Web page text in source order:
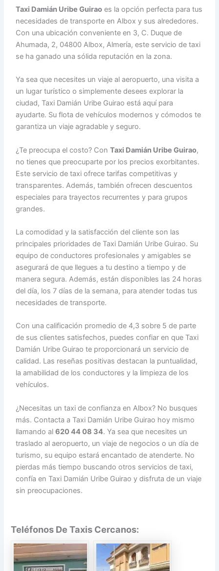
Taxi Damián Uribe Guirao es la opción perfecta para tus
necesidades de transporte en Albox y sus alrededores.
Con una ubicación conveniente en 3, C. Duque de
Ahumada, 2, 04800 Albox, Almería, este servicio de taxi
se ha ganado una sólida reputación en la zona.
Ya sea que necesites un viaje al aeropuerto, una visita a
un lugar turístico o simplemente desees explorar la
ciudad, Taxi Damián Uribe Guirao está aquí para
ayudarte. Su flota de vehículos modernos y cómodos te
garantiza un viaje agradable y seguro.
¿Te preocupa el costo? ConTaxi Damián Uribe Guirao,
no tienes que preocuparte por los precios exorbitantes.
Este servicio de taxi ofrece tarifas competitivas y
transparentes. Además, también ofrecen descuentos
especiales para trayectos recurrentes y para grupos
grandes.
La comodidad y la satisfacción del cliente son las
principales prioridades de Taxi Damián Uribe Guirao. Su
equipo de conductores profesionales y amigables se
asegurará de que llegues a tu destino a tiempo y de
manera segura. Además, están disponibles las 24 horas
del día, los 7 días de la semana, para atender todas tus
necesidades de transporte.
Con una calificación promedio de 4,3 sobre 5 de parte
de sus clientes satisfechos, puedes confiar en que Taxi
Damián Uribe Guirao te proporcionará un servicio de
calidad. Las reseñas positivas destacan la puntualidad,
la amabilidad de los conductores y la limpieza de los
vehículos.
¿Necesitas un taxi de confianza en Albox? No busques
más. Contacta a Taxi Damián Uribe Guirao hoy mismo
llamando al620 44 08 34. Ya sea que necesites un
traslado al aeropuerto, un viaje de negocios o un día de
turismo, su equipo estará encantado de atenderte. No
pierdas más tiempo buscando otros servicios de taxi,
confía en Taxi Damián Uribe Guirao y disfruta de un viaje
sin preocupaciones.
Teléfonos De Taxis Cercanos: